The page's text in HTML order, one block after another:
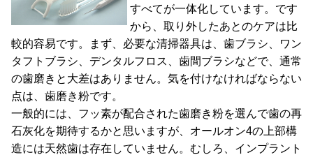
すべてが一体化しています。です
から、取り外したあとのケアは比
較的容易です。まず、必要な清掃器具は、歯ブラシ、ワン
タフトブラシ、デンタルフロス、歯間ブラシなどで、通常
の歯磨きと大差はありません。気を付けなければならない
点は、歯磨き粉です。
一般的には、フッ素が配合された歯磨き粉を選んで歯の再
石灰化を期待するかと思いますが、オールオン4の上部構
造には天然歯は存在していません。むしろ、インプラント